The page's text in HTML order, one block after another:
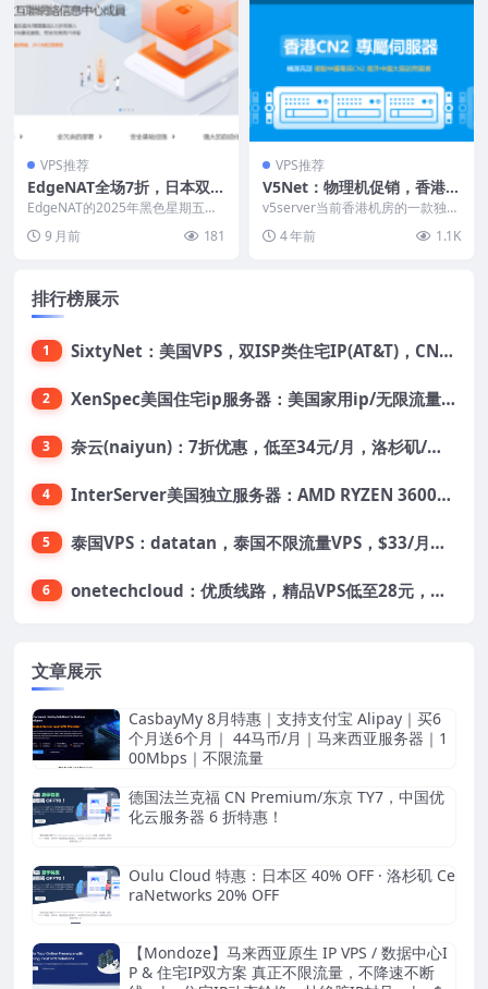
VPS推荐
EdgeNAT全场7折，日本双IS
P/香港住宅IP/韩国原生/美国
VPS，香港/日本/韩国物理
机，支持支付宝/USDT
EdgeNAT的2025年黑色星期五促
付统统7折，...
9 月前 181
VPS推荐
V5Net：物理机促销，香港C
N2服务器7折，香港国际+香
港高防+韩国BGP一律8折
v5server当前香港机房的一款独立
CN2+BG...
4 年前 1.1K
排行榜展示
1 SixtyNet：美国VPS，双ISP类住宅IP(AT&T)，CN2 GIA网络，超高DDoS防御，$14/月，2G内存/2核/40gSSD/5T流量/10Gbps带宽
2 XenSpec美国住宅ip服务器：美国家用ip/无限流量/10Gbps独享带宽/449美元/月起，支持支付宝
3 奈云(naiyun)：7折优惠，低至34元/月，洛杉矶/香港机房，三网CN2 GIA/CUII/高防保护，解锁Chatgpt/Tiktok
4 InterServer美国独立服务器：AMD RYZEN 3600X处理器，75美元/月，送40美元
5 泰国VPS：datatan，泰国不限流量VPS，$33/月，4G内存/3核/60gSSD
6 onetechcloud：优质线路，精品VPS低至28元，美国三网原生CN2 GIA（高防可选）、香港CN2、韩国CN2
文章展示
CasbayMy 8月特惠｜支持支付宝 Alipay｜买6
个月送6个月｜ 44马币/月｜马来西亚服务器｜1
00Mbps｜不限流量
德国法兰克福 CN Premium/东京 TY7，中国优
化云服务器 6 折特惠！
Oulu Cloud 特惠：日本区 40% OFF · 洛杉矶 Ce
raNetworks 20% OFF
【Mondoze】马来西亚原生 IP VPS / 数据中心I
P & 住宅IP双方案 真正不限流量，不降速不断